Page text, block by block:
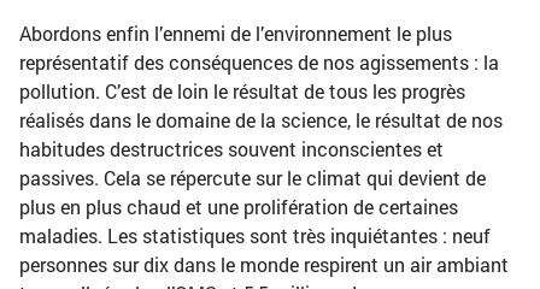
Abordons enfin l’ennemi de l’environnement le plus
représentatif des conséquences de nos agissements : la
pollution. C’est de loin le résultat de tous les progrès
réalisés dans le domaine de la science, le résultat de nos
habitudes destructrices souvent inconscientes et
passives. Cela se répercute sur le climat qui devient de
plus en plus chaud et une prolifération de certaines
maladies. Les statistiques sont très inquiétantes : neuf
personnes sur dix dans le monde respirent un air ambiant